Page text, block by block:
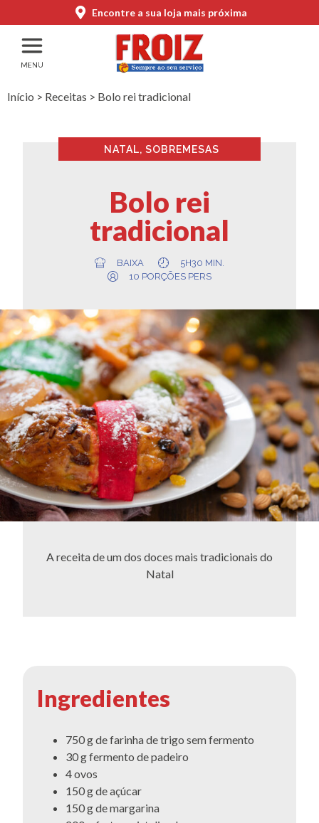
Encontre a sua loja mais próxima
Início > Receitas > Bolo rei tradicional
NATAL, SOBREMESAS
Bolo rei
tradicional
BAIXA
5H30 MIN.
10 PORÇÕES PERS
A receita de um dos doces mais tradicionais do
Natal
Ingredientes
750 g de farinha de trigo sem fermento
30 g fermento de padeiro
4 ovos
150 g de açúcar
150 g de margarina